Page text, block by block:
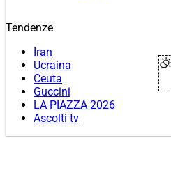
Tendenze
Iran
Ucraina
Ceuta
Guccini
LA PIAZZA 2026
Ascolti tv